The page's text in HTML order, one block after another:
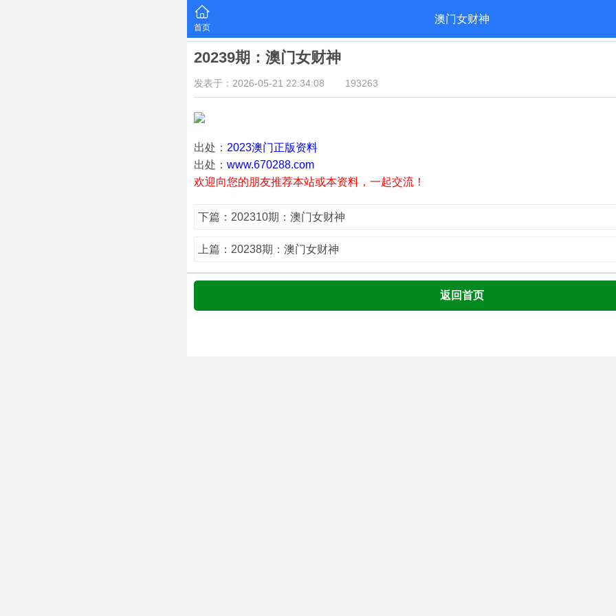
首页
澳门女财神
20239期：澳门女财神
发表于：2026-05-21 22:34:08 193263
出处： 2023澳门正版资料
出处： www.670288.com
欢迎向您的朋友推荐本站或本资料，一起交流！
下篇：202310期：澳门女财神
上篇：20238期：澳门女财神
返回首页